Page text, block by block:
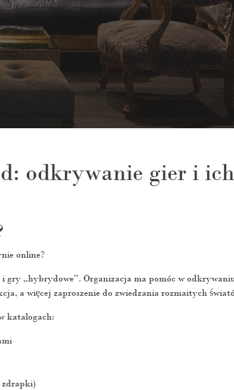
odkrywanie gier i ich
online?
„hybrydowe”. Organizacja ma pomóc w
a więcej zaproszenie do zwiedzania rozmaitych
katalogach: